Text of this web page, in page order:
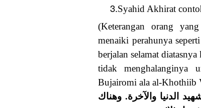
3.Syahid Akhirat
(Keterangan orang
menaiki perahunya
berjalan selamat
tidak menghalanginya
Bujairomi ala al-Khothiib
الدنيا والآخرة. وهناك